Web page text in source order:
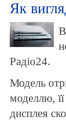
Як
Радіо24.
Модель
моделлю,
дисплея